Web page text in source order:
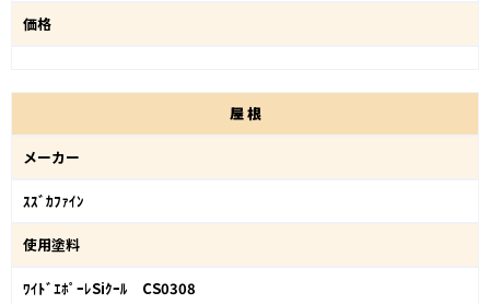
価格
屋根
メーカー
ｽｽﾞｶﾌｧｲﾝ
使用塗料
ﾜｲﾄﾞｴﾎﾟｰﾚSiｸｰﾙ CS0308